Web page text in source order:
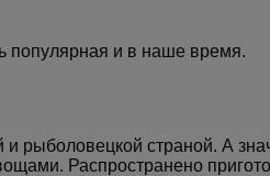
популярная и в наше время.
рыболовецкой страной. А
Распространено